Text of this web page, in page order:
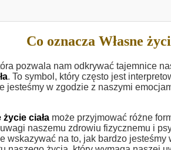
Co oznacza Własne
pozwala nam odkrywać tajemnice
. To symbol, który często jest
jesteśmy w zgodzie z naszymi
życie ciała może przyjmować różne
naszemu zdrowiu fizycznemu i
wskazywać na to, jak bardzo